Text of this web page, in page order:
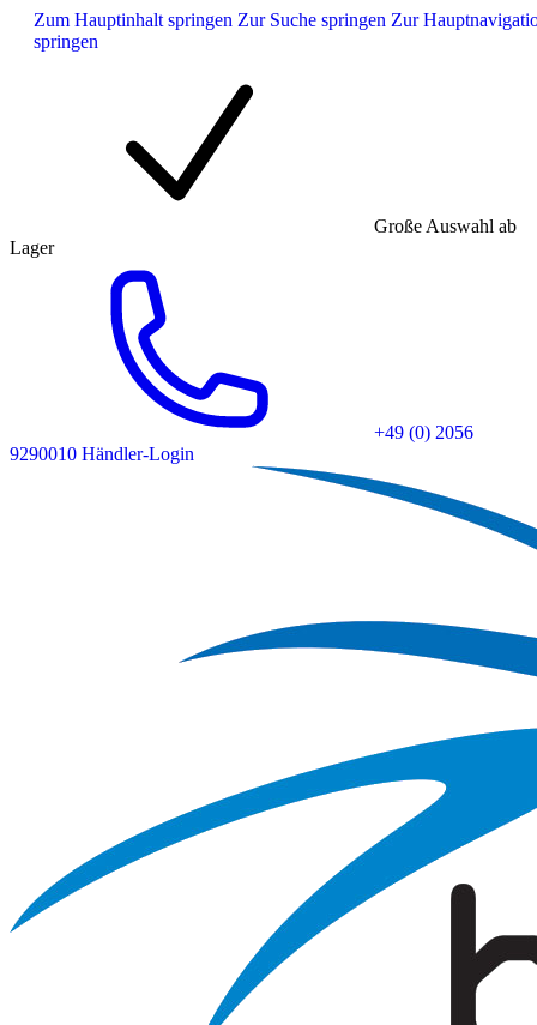
Zum Hauptinhalt springen Zur Suche springen Zur
springen
Große Auswahl ab
Lager
+49 (0) 2056
9290010 Händler-Login